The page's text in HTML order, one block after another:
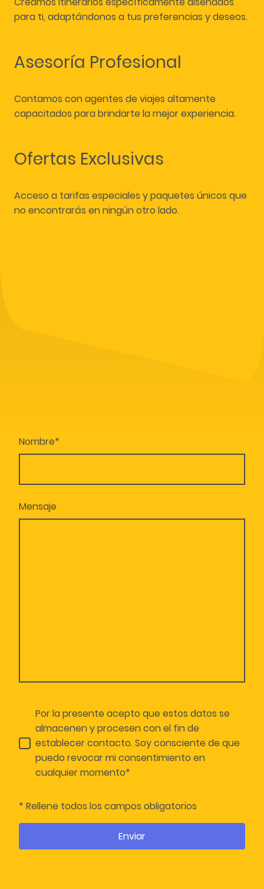
para ti, adaptándonos a tus preferencias y deseos.
Asesoría Profesional
Contamos con agentes de viajes altamente
capacitados para brindarte la mejor experiencia.
Ofertas Exclusivas
Acceso a tarifas especiales y paquetes únicos que
no encontrarás en ningún otro lado.
Nombre*
Mensaje
Por la presente acepto que estos datos se
almacenen y procesen con el fin de
establecer contacto. Soy consciente de que
puedo revocar mi consentimiento en
cualquier momento*
* Rellene todos los campos obligatorios
Enviar